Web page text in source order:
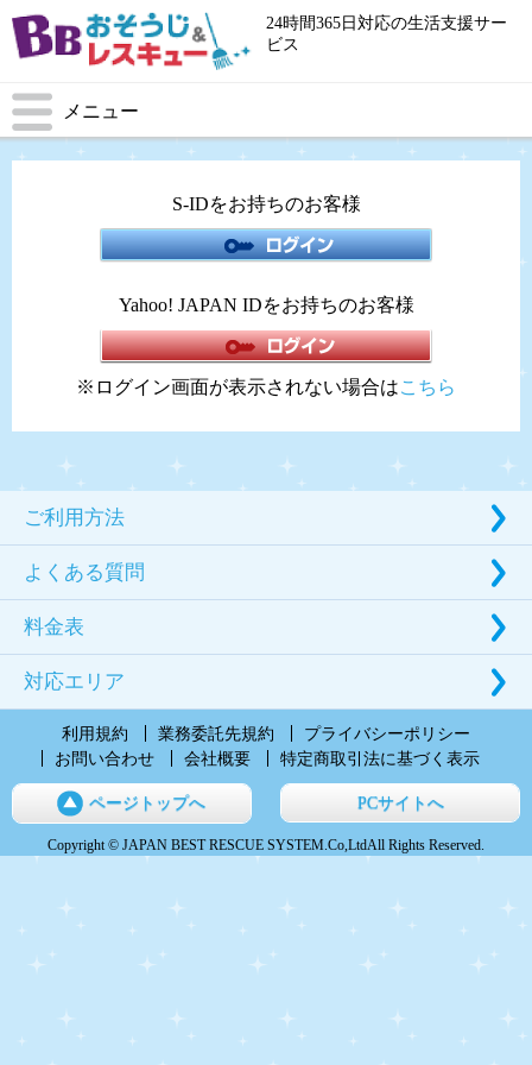
24時間365日対応の生活支援サー
ビス
メニュー
S-IDをお持ちのお客様
Yahoo! JAPAN IDをお持ちのお客様
※ログイン画面が表示されない場合はこちら
ご利用方法
よくある質問
料金表
対応エリア
利用規約 業務委託先規約
プライバシーポリシー
お問い合わせ
会社概要 特定商取引法に基づく表示
ページトップへ PCサイトへ
Copyright © JAPAN BEST RESCUE SYSTEM.Co,LtdAll Rights Reserved.